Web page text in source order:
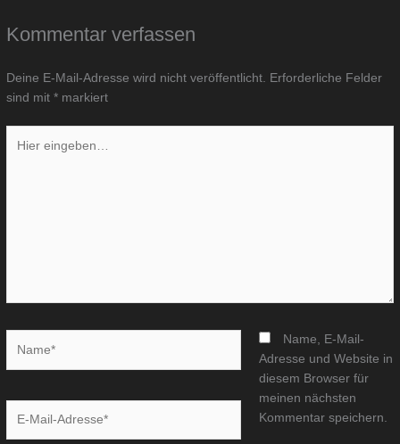
Kommentar verfassen
Deine E-Mail-Adresse wird nicht veröffentlicht.
Erforderliche Felder
sind mit* markiert
eingeben…
Name, E-Mail-
Adresse und Website in
diesem Browser für
meinen nächsten
Kommentar speichern.